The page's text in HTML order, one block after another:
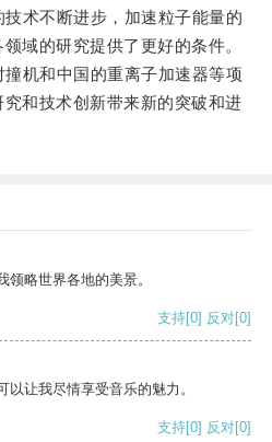
术不断进步，加速粒子能量的
域的研究提供了更好的条件。
机和中国的重离子加速器等项
和技术创新带来新的突破和进
略世界各地的美景。
支持[0] 反对[0]
让我尽情享受音乐的魅力。
支持[0] 反对[0]